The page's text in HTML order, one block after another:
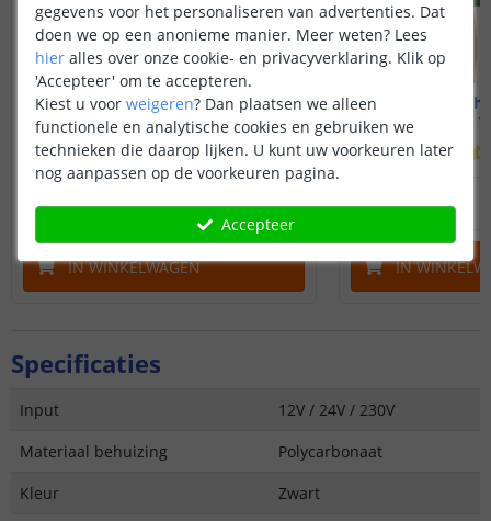
Waterdichte behuizing
Dribox - voor buiten
(21 reviews)
OP VOORRAAD 25,95
IN WINKELWAGEN
Dribox -
OP VOORRAAD
IN
Specificaties
Input
12V / 24V / 230V
Materiaal behuizing
Polycarbonaat
Kleur
Zwart
gegevens voor het personaliseren van advertenties. Dat
doen we op een anonieme manier. Meer weten? Lees
hier alles over onze cookie- en privacyverklaring. Klik op
'Accepteer' om te accepteren.
Kiest u voor weigeren? Dan plaatsen we alleen
functionele en analytische cookies en gebruiken we
technieken die daarop lijken. U kunt uw voorkeuren later
nog aanpassen op de voorkeuren pagina.
Accepteer